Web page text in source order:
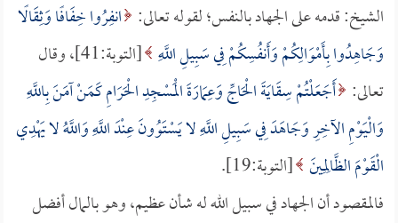
الشيخ: قدمه على الجهاد بالنفس؛ لقوله تعالى: انفِرُوا خِفَافًا وَثِقَالًا
وَجَاهِدُوا بِأَمْوَالِكُمْ وَأَنفُسِكُمْ فِي سَبِيلِ اللَّهِ
[التوبة:41]، وقال
تعالى: أَجَعَلْتُمْ سِقَايَةَ الْحَاجِّ وَعِمَارَةَ الْمَسْجِدِ الْحَرَامِ كَمَنْ آمَنَ بِاللَّهِ
وَالْيَوْمِ الآخِرِ وَجَاهَدَ فِي سَبِيلِ اللَّهِ لا يَسْتَوُونَ عِنْدَ اللَّهِ وَاللَّهُ لا يَهْدِي
الْقَوْمَ الظَّالِمِينَ [التوبة:19].
فالمقصود أن الجهاد في سبيل الله له شأن عظيم، وهو بالمال أفضل